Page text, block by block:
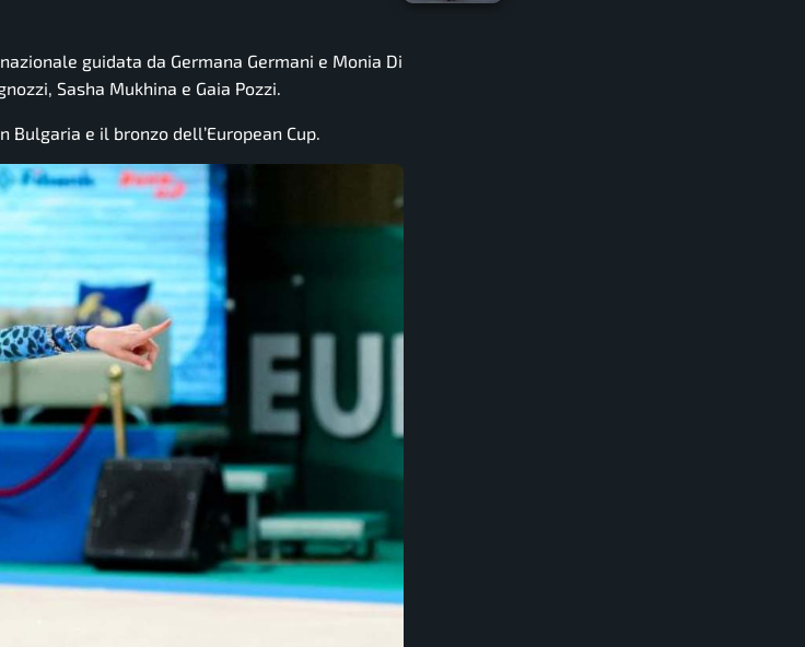
guidata da Germana Germani e Monia Di
Sasha Mukhina e Gaia Pozzi.
e il bronzo dell’European Cup.